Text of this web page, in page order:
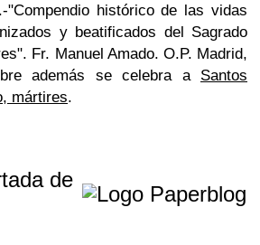
-"Compendio histórico de las vidas
y beatificados del Sagrado
Fr. Manuel Amado. O.P. Madrid,
además se celebra a Santos
mártires.
de